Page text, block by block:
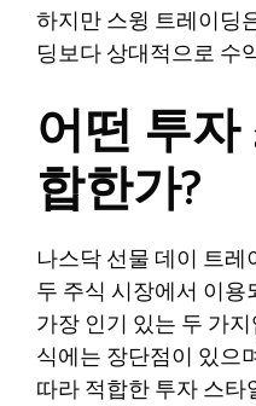
하지만 스윙 트레이딩
딩보다 상대적으로 수
어떤 투
합한가?
나스닥 선물 데이 트
두 주식 시장에서 이
가장 인기 있는 두 가
식에는 장단점이 있으
따라 적합한 투자 스